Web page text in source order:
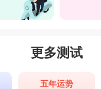
更多测试
五年运势